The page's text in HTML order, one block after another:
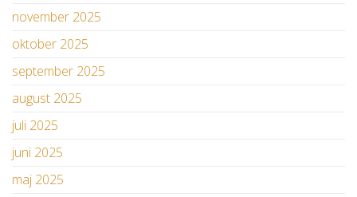
november 2025
oktober 2025
september 2025
august 2025
juli 2025
juni 2025
maj 2025